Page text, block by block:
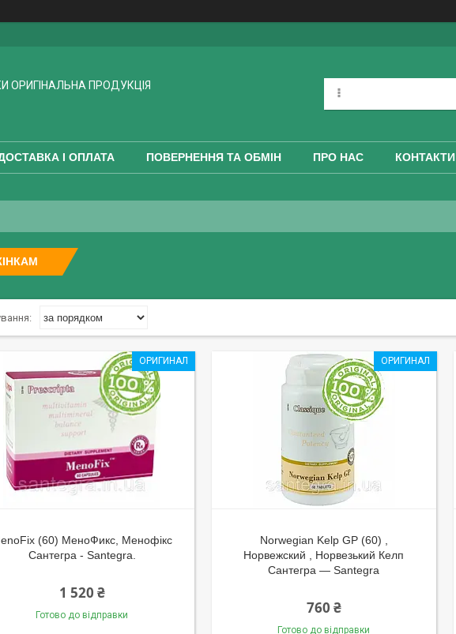
ОРИГІНАЛЬНА ПРОДУКЦІЯ
І ОПЛАТА ПОВЕРНЕННЯ ТА ОБМІН ПРО НАС КОНТАКТИ
ОРИГИНАЛ
(60) МеноФикс, Менофікс
Сантегра - Santegra.
1 520 ₴
Готово до відправки
ОРИГИНАЛ
Norwegian Kelp GP (60) ,
Норвежский , Норвезький Келп
Сантегра — Santegra
760 ₴
Готово до відправки